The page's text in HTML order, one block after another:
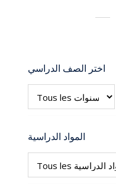
اختر الصف الدراسي
المواد الدراسية